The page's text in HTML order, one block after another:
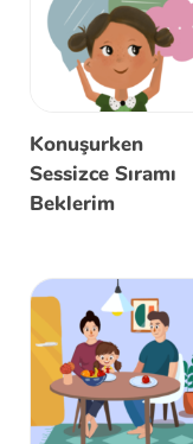
Konuşurken
Sessizce Sıramı
Beklerim